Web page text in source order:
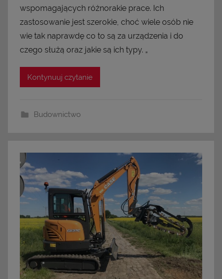
wspomagających różnorakie prace. Ich
zastosowanie jest szerokie, choć wiele osób nie
wie tak naprawdę co to są za urządzenia i do
czego służą oraz jakie są ich typy. „
Kontynuuj czytanie
Budownictwo